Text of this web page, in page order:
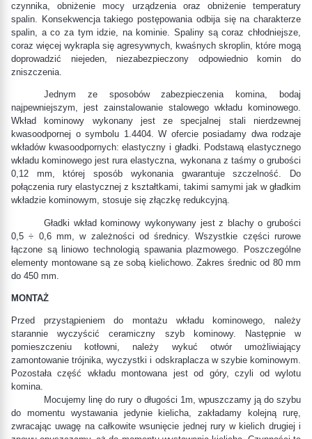
czynnika, obniżenie mocy urządzenia oraz obniżenie temperatury
spalin. Konsekwencja takiego postępowania odbija się na charakterze
spalin, a co za tym idzie, na kominie. Spaliny są coraz chłodniejsze,
coraz więcej wykrapla się agresywnych, kwaśnych skroplin, które mogą
doprowadzić niejeden, niezabezpieczony odpowiednio komin do
zniszczenia.
Jednym ze sposobów zabezpieczenia komina, bodaj
najpewniejszym, jest zainstalowanie stalowego wkładu kominowego.
Wkład kominowy wykonany jest ze specjalnej stali nierdzewnej
kwasoodpornej o symbolu 1.4404. W ofercie posiadamy dwa rodzaje
wkładów kwasoodpornych: elastyczny i gładki. Podstawą elastycznego
wkładu kominowego jest rura elastyczna, wykonana z taśmy o grubości
0,12 mm, której sposób wykonania gwarantuje szczelność. Do
połączenia rury elastycznej z kształtkami, takimi samymi jak w gładkim
wkładzie kominowym, stosuje się złączkę redukcyjną.
Gładki wkład kominowy wykonywany jest z blachy o grubości
0,5 ÷ 0,6 mm, w zależności od średnicy. Wszystkie części rurowe
łączone są liniowo technologią spawania plazmowego. Poszczególne
elementy montowane są ze sobą kielichowo. Zakres średnic od 80 mm
do 450 mm.
MONTAŻ
Przed przystąpieniem do montażu wkładu kominowego, należy
starannie wyczyścić ceramiczny szyb kominowy. Następnie w
pomieszczeniu kotłowni, należy wykuć otwór umożliwiający
zamontowanie trójnika, wyczystki i odskraplacza w szybie kominowym.
Pozostała część wkładu montowana jest od góry, czyli od wylotu
komina.
Mocujemy linę do rury o długości 1m, wpuszczamy ją do szybu
do momentu wystawania jedynie kielicha, zakładamy kolejną rurę,
zwracając uwagę na całkowite wsunięcie jednej rury w kielich drugiej i